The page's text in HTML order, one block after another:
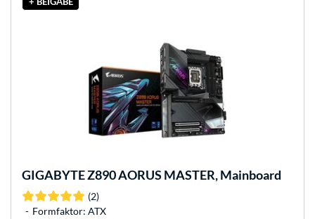
GIGABYTEZ890 AORUS MASTER, Mainboard
(2)
Formfaktor: ATX